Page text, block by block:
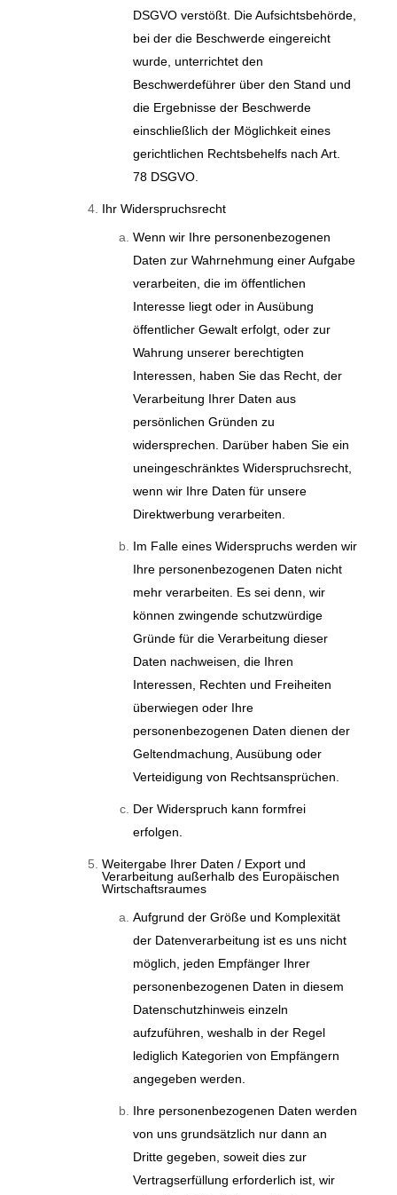
DSGVO verstößt. Die Aufsichtsbehörde,
bei der die Beschwerde eingereicht
wurde, unterrichtet den
Beschwerdeführer über den Stand und
die Ergebnisse der Beschwerde
einschließlich der Möglichkeit eines
gerichtlichen Rechtsbehelfs nach Art.
78 DSGVO.
Ihr Widerspruchsrecht
Wenn wir Ihre personenbezogenen
Daten zur Wahrnehmung einer Aufgabe
verarbeiten, die im öffentlichen
Interesse liegt oder in Ausübung
öffentlicher Gewalt erfolgt, oder zur
Wahrung unserer berechtigten
Interessen, haben Sie das Recht, der
Verarbeitung Ihrer Daten aus
persönlichen Gründen zu
widersprechen. Darüber haben Sie ein
uneingeschränktes Widerspruchsrecht,
wenn wir Ihre Daten für unsere
Direktwerbung verarbeiten.
Im Falle eines Widerspruchs werden wir
Ihre personenbezogenen Daten nicht
mehr verarbeiten. Es sei denn, wir
können zwingende schutzwürdige
Gründe für die Verarbeitung dieser
Daten nachweisen, die Ihren
Interessen, Rechten und Freiheiten
überwiegen oder Ihre
personenbezogenen Daten dienen der
Geltendmachung, Ausübung oder
Verteidigung von Rechtsansprüchen.
Der Widerspruch kann formfrei
erfolgen.
Weitergabe Ihrer Daten / Export und
Verarbeitung außerhalb des Europäischen
Wirtschaftsraumes
Aufgrund der Größe und Komplexität
der Datenverarbeitung ist es uns nicht
möglich, jeden Empfänger Ihrer
personenbezogenen Daten in diesem
Datenschutzhinweis einzeln
aufzuführen, weshalb in der Regel
lediglich Kategorien von Empfängern
angegeben werden.
Ihre personenbezogenen Daten werden
von uns grundsätzlich nur dann an
Dritte gegeben, soweit dies zur
Vertragserfüllung erforderlich ist, wir